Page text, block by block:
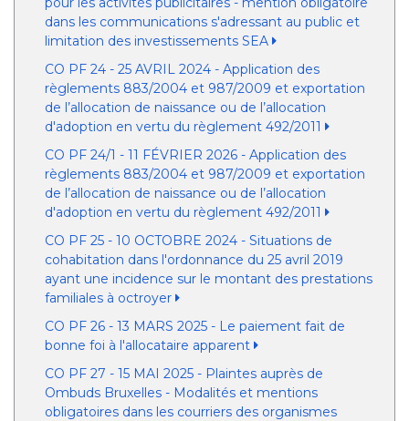
dans les communications s'adressant au public et
limitation des investissements SEA
CO PF 24 - 25 AVRIL 2024 - Application des
règlements 883/2004 et 987/2009 et exportation
de l’allocation de naissance ou de l’allocation
d'adoption en vertu du règlement 492/2011
CO PF 24/1 - 11 FÉVRIER 2026 - Application des
règlements 883/2004 et 987/2009 et exportation
de l’allocation de naissance ou de l’allocation
d'adoption en vertu du règlement 492/2011
CO PF 25 - 10 OCTOBRE 2024 - Situations de
cohabitation dans l'ordonnance du 25 avril 2019
ayant une incidence sur le montant des prestations
familiales à octroyer
CO PF 26 - 13 MARS 2025 - Le paiement fait de
bonne foi à l'allocataire apparent
CO PF 27 - 15 MAI 2025 - Plaintes auprès de
Ombuds Bruxelles - Modalités et mentions
obligatoires dans les courriers des organismes